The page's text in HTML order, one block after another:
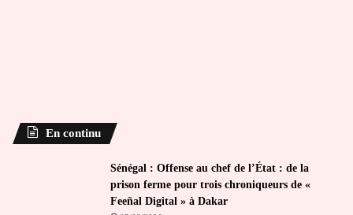
En continu
Sénégal : Offense au chef de l’État : de la
prison ferme pour trois chroniqueurs de «
Feeñal Digital » à Dakar